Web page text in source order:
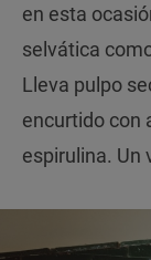
en esta
selvática
Lleva pulpo
encurtido con
espirulina. Un